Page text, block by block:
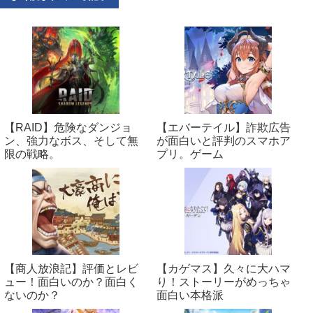
【RAID】危険なダンジョ
ン、強力なボス、そして無
限の戦略。
【エバーテイル】詐欺広告
が面白いと評判のスマホア
プリ。ゲーム
【商人放浪‪記】評価とレビ
ュー！面白いのか？面白く
ないのか？
【カゲマス】久々に大ハマ
り！ストーリーがめっちゃ
面白い本格派